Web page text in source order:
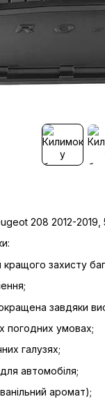
208 2012-
захисту
завдяки
погодних умовах;
галузях;
автомобіля;
аромат);